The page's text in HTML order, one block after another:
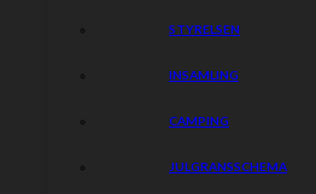
STYRELSEN
INSAMLING
CAMPING
JULGRANSSCHEMA